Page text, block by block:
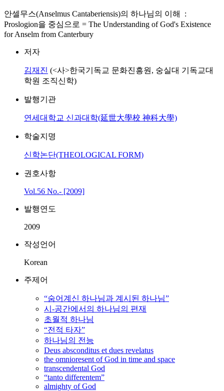
안셀무스(Anselmus Cantaberiensis)의 하나님의 이해 :
Proslogion을 중심으로 = The Understanding of God's Existence
for Anselm from Canterbury
저자
김재진 (<사>한국기독교 문화진흥원, 숭실대 기독교대
학원 조직신학)
발행기관
연세대학교 신과대학(延世大學校 神科大學)
학술지명
신학논단(THEOLOGICAL FORM)
권호사항
Vol.56 No.- [2009]
발행연도
2009
작성언어
Korean
주제어
“숨어계신 하나님과 계시된 하나님”
시-공간에서의 하나님의 편재
초월적 하나님
“전적 타자”
하나님의 전능
Deus absconditus et dues revelatus
the omnioresent of God in time and space
transcendental God
“tanto differentem”
almighty of God